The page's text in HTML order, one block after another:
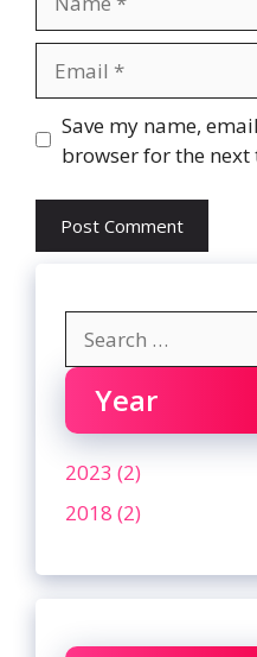
Website
Save my name,
browser for the
for:
Year
2023 (2)
2018 (2)